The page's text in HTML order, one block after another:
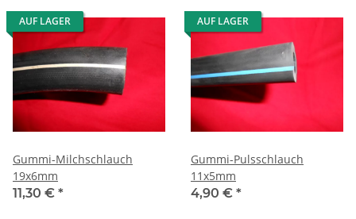
AUF LAGER
Gummi-Milchschlauch
19x6mm
11,30 € *
AUF LAGER
Gummi-Pulsschlauch
11x5mm
4,90 € *